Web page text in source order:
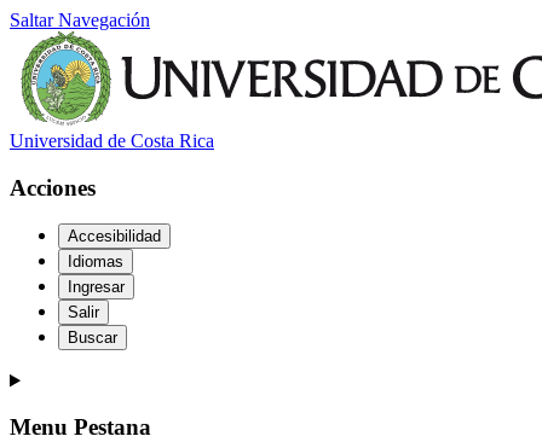
Saltar Navegación
Universidad de Costa Rica
Acciones
Accesibilidad
Idiomas
Ingresar
Salir
Buscar
Menu Pestana